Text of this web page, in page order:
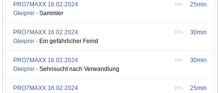
25min
EPG
PRO7MAXX 16.02.2024
Gleipnir - Sammler
30min
EPG
PRO7MAXX 16.02.2024
Gleipnir - Ein gefährlicher Feind
30min
EPG
PRO7MAXX 16.02.2024
Gleipnir - Sehnsucht nach Verwandlung
25min
EPG
PRO7MAXX 16.02.2024